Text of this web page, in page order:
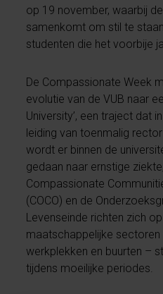
op 19 november, waarbij
samenkomt om stil te
studenten die het voorbije
De Compassionate Week
evolutie van de VUB naar
University’, een traject dat
leiding van toenmalig
wordt er binnen de
gedaan naar ernstige
Compassionate
(COCO) en de
Levenseinde richten zich
maatschappelijke
werkplekken en buurten –
tijdens moeilijke periodes.